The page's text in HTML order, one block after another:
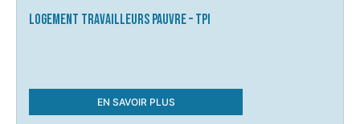
Logement Travailleurs Pauvre – TPI
EN SAVOIR PLUS